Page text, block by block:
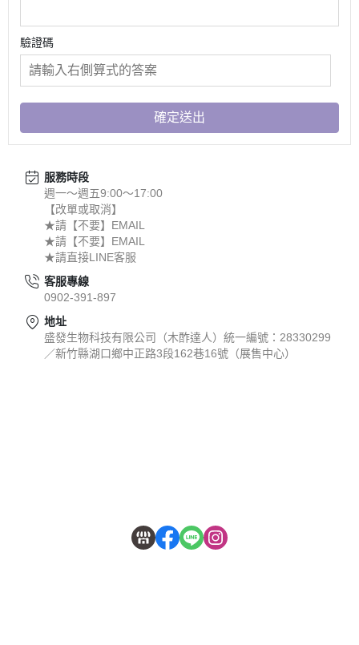
驗證碼
確定送出
服務時段
週一～週五9:00～17:00
【改單或取消】
★請【不要】EMAIL
★請【不要】EMAIL
★請直接LINE客服
客服專線
0902-391-897
地址
盛發生物科技有限公司（木酢達人）統一編號：28330299
／新竹縣湖口鄉中正路3段162巷16號（展售中心）